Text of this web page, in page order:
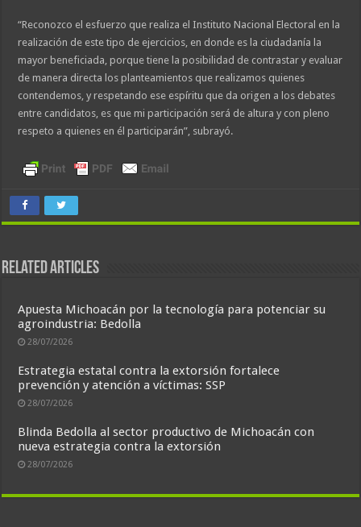
“Reconozco el esfuerzo que realiza el Instituto Nacional Electoral en la
realización de este tipo de ejercicios, en donde es la ciudadanía la
mayor beneficiada, porque tiene la posibilidad de contrastar y evaluar
de manera directa los planteamientos que realizamos quienes
contendemos, y respetando ese espíritu que da origen a los debates
entre candidatos, es que mi participación será de altura y con pleno
respeto a quienes en él participarán”, subrayó.
Related Articles
Apuesta Michoacán por la tecnología para potenciar su
agroindustria: Bedolla
28/07/2026
Estrategia estatal contra la extorsión fortalece
prevención y atención a víctimas: SSP
28/07/2026
Blinda Bedolla al sector productivo de Michoacán con
nueva estrategia contra la extorsión
28/07/2026